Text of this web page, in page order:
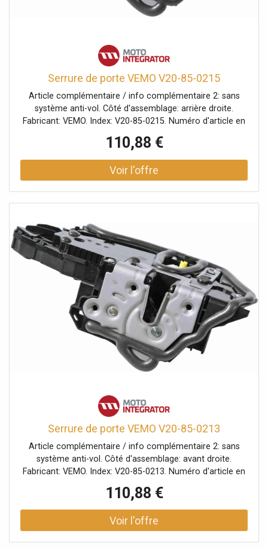
Serrure de porte VEMO V20-85-0215
Article complémentaire / info complémentaire 2: sans
système anti-vol. Côté d'assemblage: arrière droite.
Fabricant: VEMO. Index: V20-85-0215. Numéro d'article en
paire: V20-85-0214. Numéro du fabricant: V20-85-0215.
Véhicule avec direction à gauche ou à droite: pour
véhicules avec direction à gauche.
110,88 €
Serrure de porte VEMO V20-85-0213
Article complémentaire / info complémentaire 2: sans
système anti-vol. Côté d'assemblage: avant droite.
Fabricant: VEMO. Index: V20-85-0213. Numéro d'article en
Véhicule avec direction à gauche ou à droite: pour
véhicules avec direction à gauche.
110,88 €